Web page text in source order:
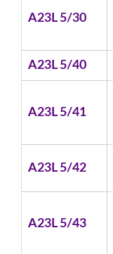
A23L 5/30
A23L 5/40
A23L 5/41
A23L 5/42
A23L 5/43